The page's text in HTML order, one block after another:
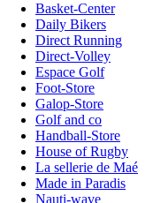
Basket-Center
Daily Bikers
Direct Running
Direct-Volley
Espace Golf
Foot-Store
Galop-Store
Golf and co
Handball-Store
House of Rugby
La sellerie de Maé
Made in Paradis
Nauti-wave